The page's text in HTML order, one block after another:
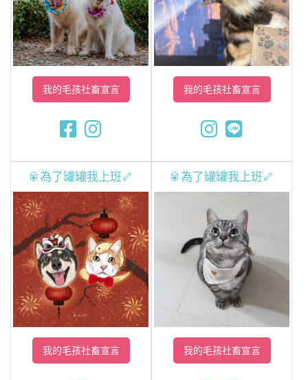
我的毛孩社畜宣言 我的毛孩社畜宣言
🥫為了罐罐我上班🦴
我的毛孩社畜宣言
🥫為了罐罐我上班🦴
我的毛孩社畜宣言